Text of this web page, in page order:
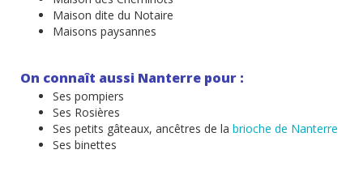
Maison dite du Notaire
Maisons paysannes
On connaît aussi Nanterre pour :
Ses pompiers
Ses Rosières
Ses petits gâteaux, ancêtres de la brioche de Nanterre
Ses binettes